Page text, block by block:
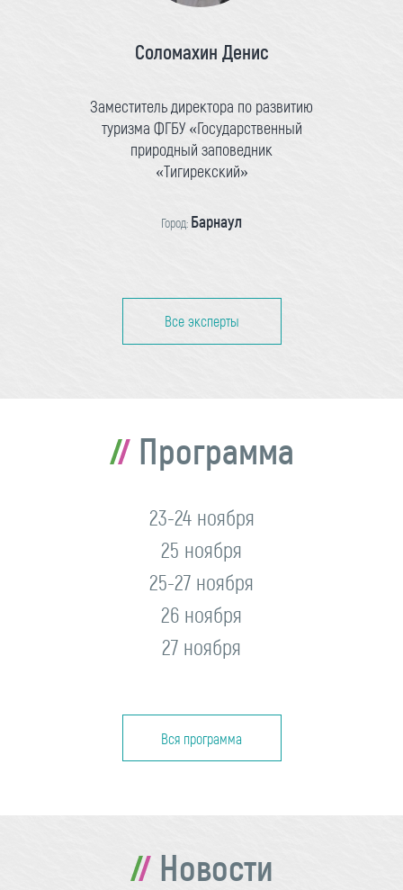
Соломахин Денис
Заместитель директора по развитию
туризма ФГБУ «Государственный
природный заповедник
«Тигирекский»
Город: Барнаул
Все эксперты
Программа
23-24 ноября
25 ноября
25-27 ноября
26 ноября
27 ноября
Вся программа
Новости